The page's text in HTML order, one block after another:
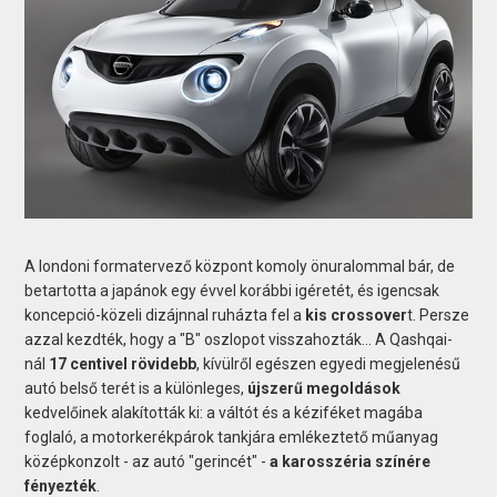
A londoni formatervező központ komoly önuralommal bár, de
betartotta a japánok egy évvel korábbi igéretét, és igencsak
koncepció-közeli dizájnnal ruházta fel a kis crossovert. Persze
azzal kezdték, hogy a "B" oszlopot visszahozták... A Qashqai-
nál 17 centivel rövidebb, kívülről egészen egyedi megjelenésű
autó belső terét is a különleges, újszerű megoldások
kedvelőinek alakították ki: a váltót és a kéziféket magába
foglaló, a motorkerékpárok tankjára emlékeztető műanyag
középkonzolt - az autó "gerincét" -a karosszéria színére
fényezték.